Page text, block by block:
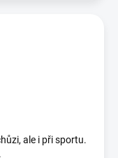
ale i při sportu.